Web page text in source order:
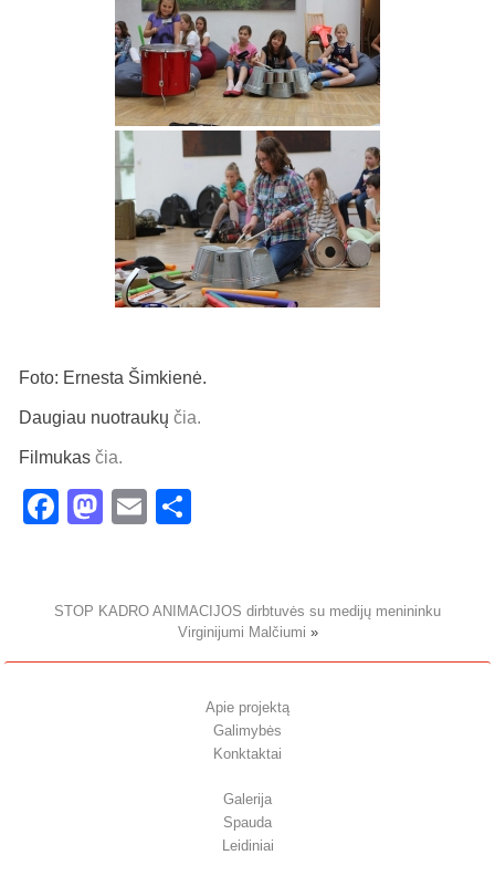
Foto: Ernesta Šimkienė.
Daugiau nuotraukųčia.
Filmukasčia.
FacebookMastodon
Email
STOP KADRO ANIMACIJOS dirbtuvės su medijų menininku
Virginijumi Malčiumi »
Apie projektą
Galimybės
Konktaktai
Galerija
Spauda
Leidiniai